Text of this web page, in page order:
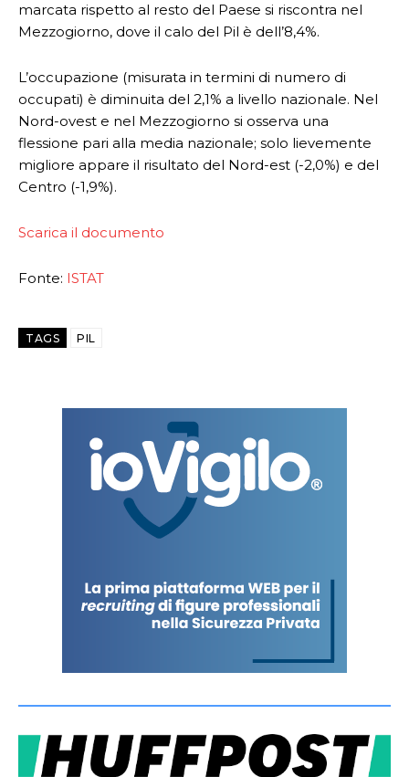
marcata rispetto al resto del Paese si riscontra nel
Mezzogiorno, dove il calo del Pil è dell’8,4%.
L’occupazione (misurata in termini di numero di
occupati) è diminuita del 2,1% a livello nazionale. Nel
Nord-ovest e nel Mezzogiorno si osserva una
flessione pari alla media nazionale; solo lievemente
migliore appare il risultato del Nord-est (-2,0%) e del
Centro (-1,9%).
Scarica il documento
Fonte: ISTAT
TAGS PIL